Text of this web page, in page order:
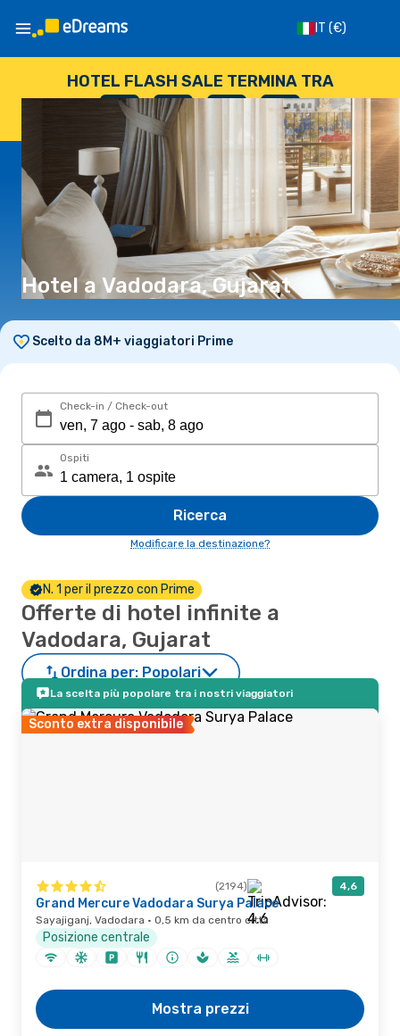
IT (€)
HOTEL FLASH SALE TERMINA TRA
--
GIORNI
: --
ORE
: --
SECONDI
Hotel a Vadodara, Gujarat
Scelto da 8M+ viaggiatori Prime
Check-in / Check-out
Ospiti
Ricerca
Modificare la destinazione?
N. 1 per il prezzo con Prime
Offerte di hotel infinite a
Vadodara, Gujarat
Ordina per: Popolari
La scelta più popolare tra i nostri viaggiatori
Sconto extra disponibile
(2194) 4,6
Grand Mercure Vadodara Surya Palace
Sayajiganj, Vadodara · 0,5 km da centro città
Posizione centrale
Mostra prezzi